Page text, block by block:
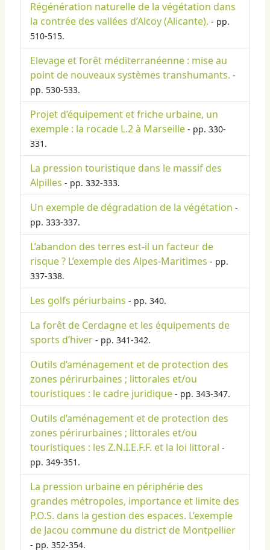
Régénération naturelle de la végétation dans
la contrée des vallées d’Alcoy (Alicante). - pp.
510-515.
Elevage et forêt méditerranéenne : mise au
point de nouveaux systèmes transhumants. -
pp. 530-533.
Projet d’équipement et friche urbaine, un
exemple : la rocade L.2 à Marseille - pp. 330-
331.
La pression touristique dans le massif des
Alpilles - pp. 332-333.
Un exemple de dégradation de la végétation -
pp. 333-337.
L’abandon des terres est-il un facteur de
risque ? L’exemple des Alpes-Maritimes - pp.
337-338.
Les golfs périurbains - pp. 340.
La forêt de Cerdagne et les équipements de
sports d’hiver - pp. 341-342.
Outils d’aménagement et de protection des
zones périrurbaines ; littorales et/ou
touristiques : le cadre juridique - pp. 343-347.
Outils d’aménagement et de protection des
zones périrurbaines ; littorales et/ou
touristiques : les Z.N.I.E.F.F. et la loi littoral -
pp. 349-351.
La pression urbaine en périphérie des
grandes métropoles, importance et limite des
P.O.S. dans la gestion des espaces. L’exemple
de Jacou commune du district de Montpellier
- pp. 352-354.